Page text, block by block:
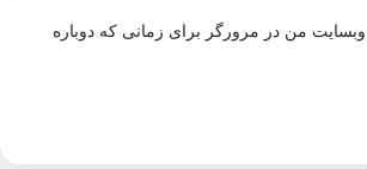
وبسایت من در مرورگر برای زمانی که دوباره